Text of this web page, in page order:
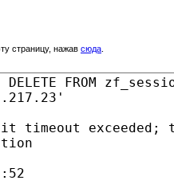
страницу, нажав сюда